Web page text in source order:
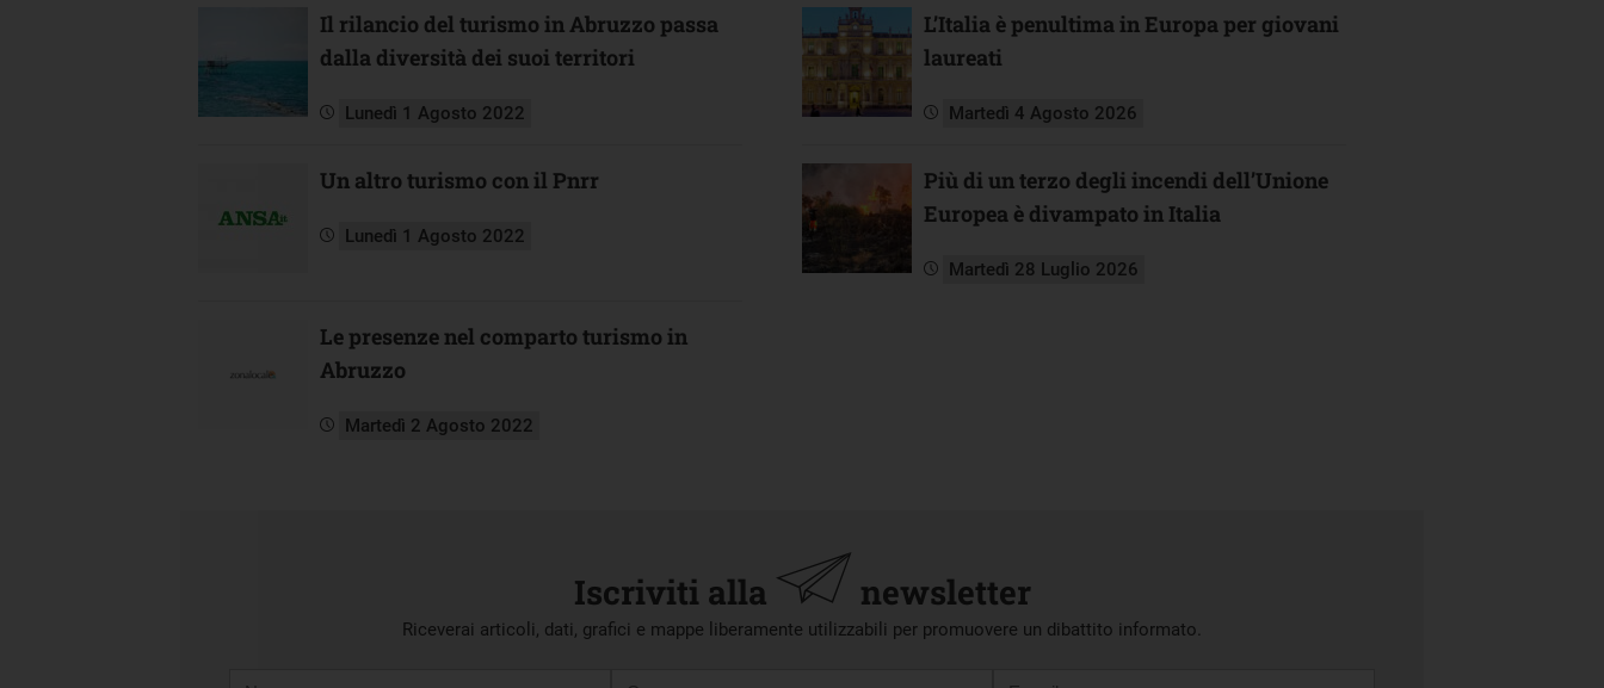
Il rilancio del turismo in Abruzzo passa
dalla diversità dei suoi territori
Lunedì 1 Agosto 2022
Un altro turismo con il Pnrr
Lunedì 1 Agosto 2022
Le presenze nel comparto turismo in
Abruzzo
Martedì 2 Agosto 2022
L’Italia è penultima in Europa per giovani
laureati
Martedì 4 Agosto 2026
Più di un terzo degli incendi dell’Unione
Europea è divampato in Italia
Martedì 28 Luglio 2026
Iscriviti alla newsletter
Riceverai articoli, dati, grafici e mappe liberamente utilizzabili per promuovere un dibattito informato.